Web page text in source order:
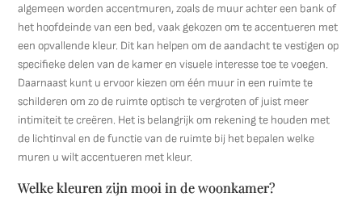
algemeen worden accentmuren, zoals de muur achter een bank of
het hoofdeinde van een bed, vaak gekozen om te accentueren met
een opvallende kleur. Dit kan helpen om de aandacht te vestigen op
specifieke delen van de kamer en visuele interesse toe te voegen.
Daarnaast kunt u ervoor kiezen om één muur in een ruimte te
schilderen om zo de ruimte optisch te vergroten of juist meer
intimiteit te creëren. Het is belangrijk om rekening te houden met
de lichtinval en de functie van de ruimte bij het bepalen welke
muren u wilt accentueren met kleur.
Welke kleuren zijn mooi in de woonkamer?